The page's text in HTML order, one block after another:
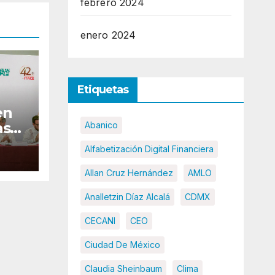
de
febrero 2024
enero 2024
Etiquetas
Abanico
Alfabetización Digital Financiera
Allan Cruz Hernández AMLO
Analletzin Díaz Alcalá CDMX
CECANI CEO
Ciudad De México
Claudia Sheinbaum Clima